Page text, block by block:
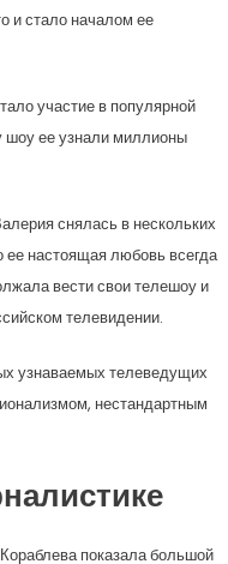
и стало началом ее
участие в популярной
шоу ее узнали миллионы
снялась в нескольких
настоящая любовь всегда
вести свои телешоу и
телевидении.
узнаваемых телеведущих
нестандартным
показала большой